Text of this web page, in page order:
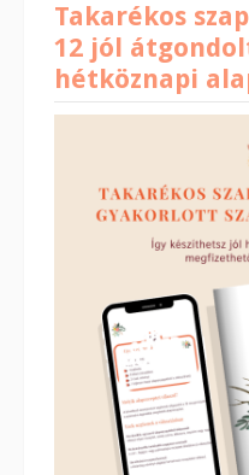
Takarékos
12 jól
hétköznapi